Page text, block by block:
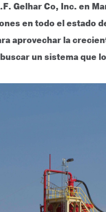
Gelhar Co, Inc. en
en todo el estado
aprovechar la
un sistema que